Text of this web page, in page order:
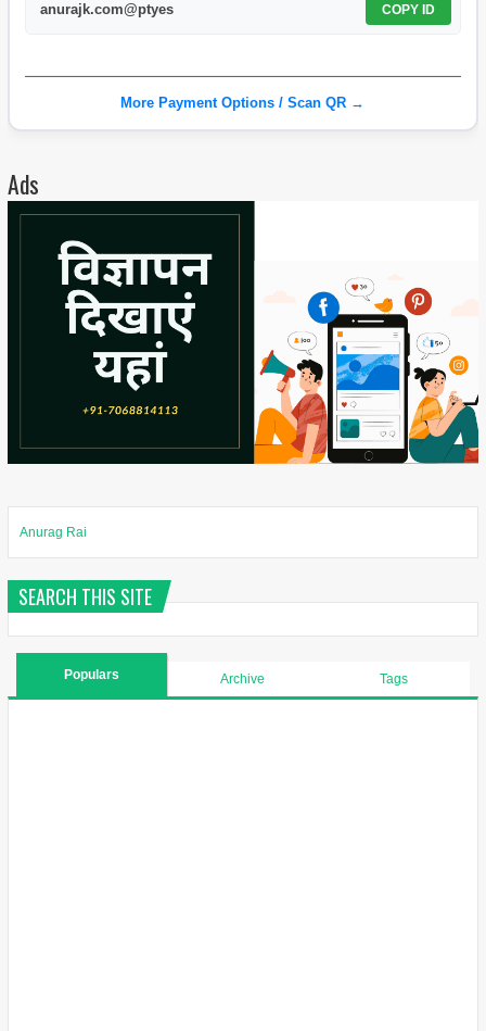
anurajk.com@ptyes COPY ID
More Payment Options / Scan QR →
Ads
Anurag Rai
SEARCH THIS SITE
Populars Archive Tags